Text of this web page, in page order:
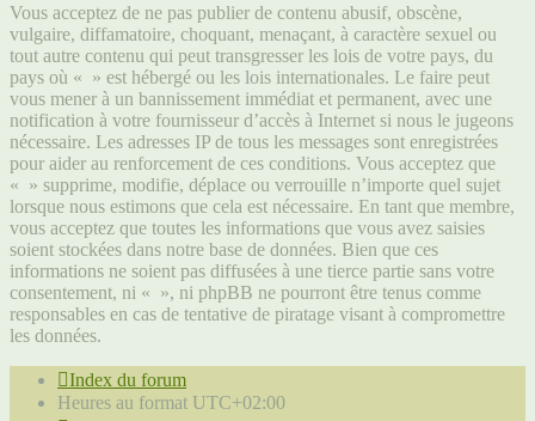
Vous acceptez de ne pas publier de contenu abusif, obscène,
vulgaire, diffamatoire, choquant, menaçant, à caractère sexuel ou
tout autre contenu qui peut transgresser les lois de votre pays, du
pays où « » est hébergé ou les lois internationales. Le faire peut
vous mener à un bannissement immédiat et permanent, avec une
notification à votre fournisseur d’accès à Internet si nous le jugeons
nécessaire. Les adresses IP de tous les messages sont enregistrées
pour aider au renforcement de ces conditions. Vous acceptez que
« » supprime, modifie, déplace ou verrouille n’importe quel sujet
lorsque nous estimons que cela est nécessaire. En tant que membre,
vous acceptez que toutes les informations que vous avez saisies
soient stockées dans notre base de données. Bien que ces
informations ne soient pas diffusées à une tierce partie sans votre
consentement, ni « », ni phpBB ne pourront être tenus comme
responsables en cas de tentative de piratage visant à compromettre
les données.
Index du forum
Heures au format UTC+02:00